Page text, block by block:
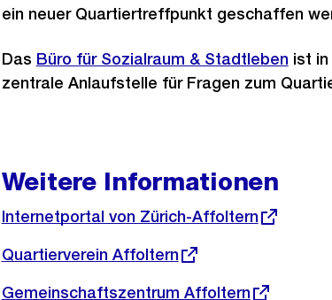
ein neuer Quartiertreffpunkt geschaffen
Das Büro für Sozialraum & Stadtleben ist
zentrale Anlaufstelle für Fragen zum
Weitere Informationen
Externer
Link:
Internetportal von Zürich-Affoltern
Externer
Link:
Quartierverein Affoltern
Externer
Gemeinschaftszentrum Affoltern